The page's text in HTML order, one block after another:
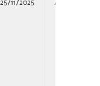
25/11/2025 Adjudicación